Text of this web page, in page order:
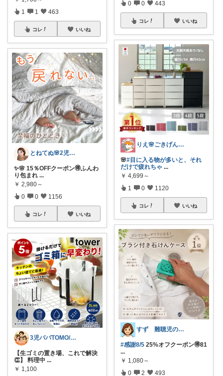
1 1 463
コレ いいね
とねてぬ🌸2児ママ✿毎日をラク&快適に
✨🌸 15％OFFクーポン🉐ふんわ
り包まれ ...
￥ 2,980～
0 0 1156
コレ いいね
3児パパTOMO/暮らしが整う
【生ゴミの置き場、これで解決
👏】 料理中 ...
￥ 1,100
0 0 443
コレ いいね
りえ🌸ごきげんな暮らし🏠🌿
🌸#目に入る物が多いと、それ
だけで疲れちゃ ...
￥ 4,699～
1 0 1120
コレ いいね
すず 難聴児のママ🦻
#感謝8/5 25%オフクーポン🉐81
...
￥ 1,080～
0 2 493